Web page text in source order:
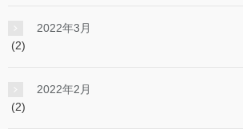
2022年3月
(2)
2022年2月
(2)